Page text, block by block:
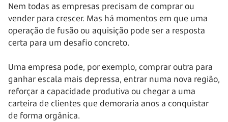
Nem todas as empresas precisam de comprar ou
vender para crescer. Mas há momentos em que uma
operação de fusão ou aquisição pode ser a resposta
certa para um desafio concreto.
Uma empresa pode, por exemplo, comprar outra para
ganhar escala mais depressa, entrar numa nova região,
reforçar a capacidade produtiva ou chegar a uma
carteira de clientes que demoraria anos a conquistar
de forma orgânica.